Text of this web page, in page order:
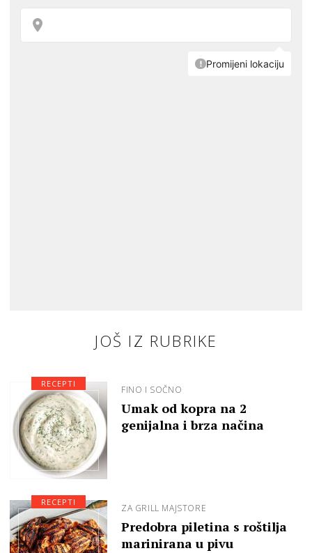
JOŠ IZ RUBRIKE
FINO I SOČNO
Umak od kopra na 2
genijalna i brza načina
RECEPTI
ZA GRILL MAJSTORE
Predobra piletina s roštilja
marinirana u pivu
RECEPTI